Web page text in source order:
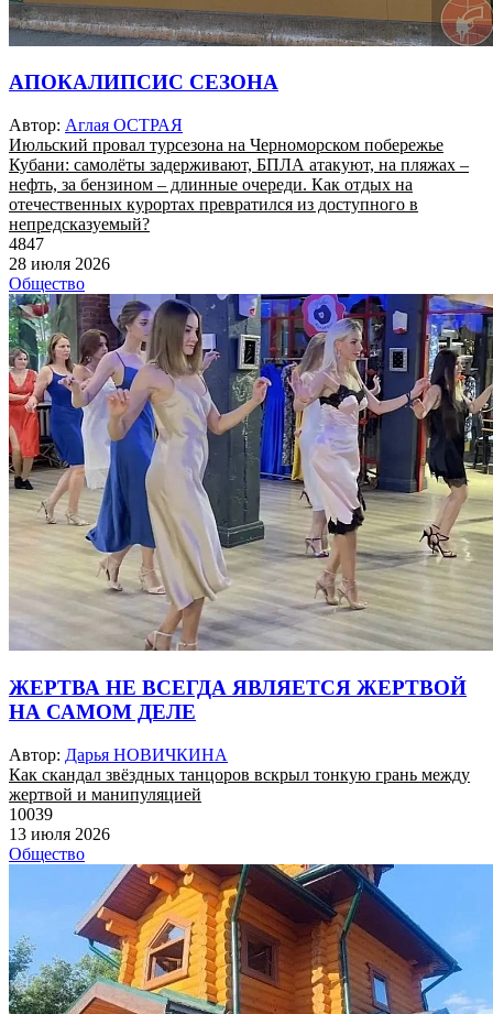
АПОКАЛИПСИС СЕЗОНА
Автор: Аглая ОСТРАЯ
Июльский провал турсезона на Черноморском побережье
Кубани: самолёты задерживают, БПЛА атакуют, на пляжах –
нефть, за бензином – длинные очереди. Как отдых на
отечественных курортах превратился из доступного в
непредсказуемый?
4847
28 июля 2026
Общество
ЖЕРТВА НЕ ВСЕГДА ЯВЛЯЕТСЯ ЖЕРТВОЙ
НА САМОМ ДЕЛЕ
Автор: Дарья НОВИЧКИНА
Как скандал звёздных танцоров вскрыл тонкую грань между
жертвой и манипуляцией
10039
13 июля 2026
Общество